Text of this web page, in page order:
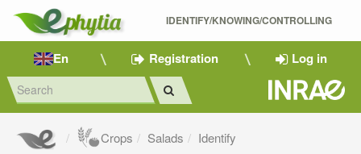
IDENTIFY/KNOWING/CONTROLLING
En Registration Log in
Crops Salads
Identify